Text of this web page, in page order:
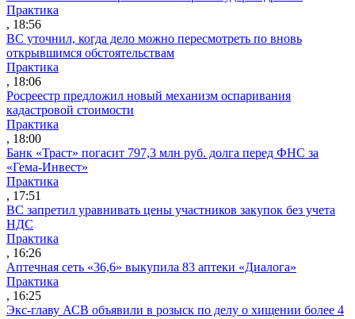
Практика
, 18:56
ВС уточнил, когда дело можно пересмотреть по вновь
открывшимся обстоятельствам
Практика
, 18:06
Росреестр предложил новый механизм оспаривания
кадастровой стоимости
Практика
, 18:00
Банк «Траст» погасит 797,3 млн руб. долга перед ФНС за
«Гема-Инвест»
Практика
, 17:51
ВС запретил уравнивать цены участников закупок без учета
НДС
Практика
, 16:26
Аптечная сеть «36,6» выкупила 83 аптеки «Диалога»
Практика
, 16:25
Экс-главу АСВ объявили в розыск по делу о хищении более 4